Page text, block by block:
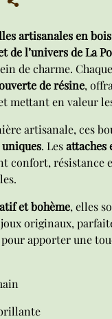
artisanales en bois
de l’univers de La
de charme.
de résine,
mettant en valeur
artisanale, ces
. Lesattaches
confort, résistance
et bohème, elles
originaux,
apporter une